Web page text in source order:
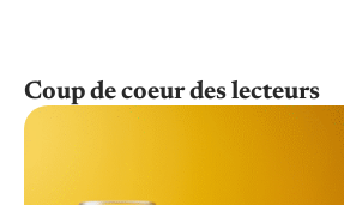
Coup de coeur des lecteurs